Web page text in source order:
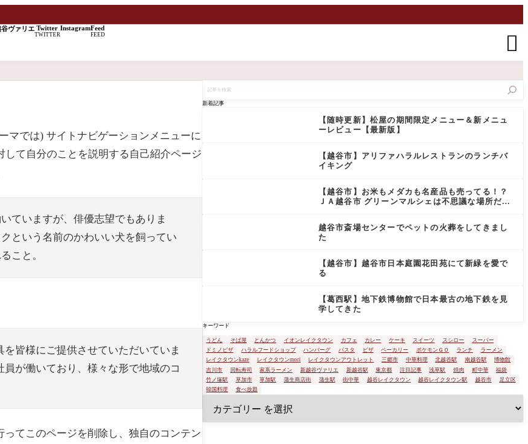
ヴァリエ Twitter
TWITTER
InstagramFeed
FEED 
マでは) サイトナビゲーションメニューに
て自分のことを説明する自己紹介ページ
ていますが、俳優志望でもありま
という名前のかわいい犬を飼ってい
こと。
皆様にご提供させていただいていま
が働いており、様々な形で地域のコ
ってこのページを削除し、独自のコンテン
を
検
新着記事
【随時更新】松屋の期間限定メニュー＆新メニュ
ーレビュー【最新版】
【越谷市】アリファハラルレストランのランチバ
イキング
【越谷市】お米もメダカも名産品も売ってる！？
ＪＡ越谷市 グリーンマルシェは不思議な場所だっ
越谷市斎場センターでペットの火葬をしてきまし
た
【越谷市】越谷市日本庭園花田苑にて新緑を愛で
る
【葛西駅】地下鉄博物館で日本最古の地下鉄を見
学してきた
キーワード
うどん そば屋 とんかつ イオンレイクタウン カフェ カレー ケーキ スイーツ スシロー
スーパー
ドミノピザ
ハラルフードショップ ハンバーグ パスタ ピザ ベーカリー ポケモンＧＯ ランチ
ラーメン
レイクタウンkaze
レイクタウンmori レイクタウンアウトレット 三郷市 中華料理 北越谷駅 南越谷駅
博物館
吉川市
回転寿司 家系ラーメン 新越谷ヴァリエ 新越谷駅 東京都 注目記事 浅草駅 焼肉 町中華
福袋
竹ノ塚駅
草加市 草加駅 蒲生商店街 蒲生駅 街中華 越谷レイクタウン 越谷レイクタウン駅 越谷市
足立区
韓国料理
食べ放題